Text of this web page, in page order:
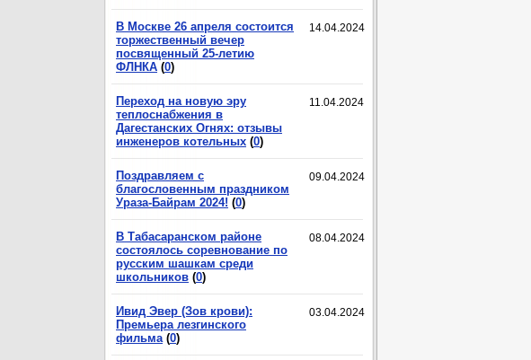
14.04.2024
В Москве 26 апреля состоится
торжественный вечер
посвященный 25-летию
ФЛНКА (0)
11.04.2024
Переход на новую эру
теплоснабжения в
Дагестанских Огнях: отзывы
инженеров котельных (0)
09.04.2024
Поздравляем с
благословенным праздником
Ураза-Байрам 2024! (0)
08.04.2024
В Табасаранском районе
состоялось соревнование по
русским шашкам среди
школьников (0)
03.04.2024
Ивид Эвер (Зов крови):
Премьера лезгинского
фильма (0)